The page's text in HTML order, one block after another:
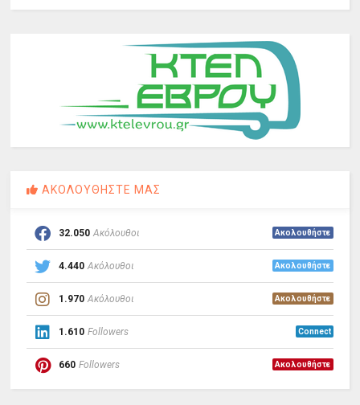
ΑΚΟΛΟΥΘΗΣΤΕ ΜΑΣ
32.050 Ακόλουθοι Ακολουθήστε
4.440 Ακόλουθοι Ακολουθήστε
1.970 Ακόλουθοι Ακολουθήστε
1.610 Followers Connect
660 Followers Ακολουθήστε